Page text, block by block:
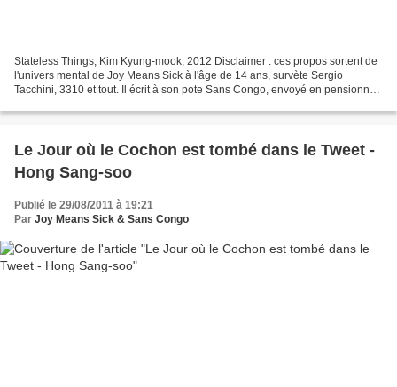
Stateless Things, Kim Kyung-mook, 2012 Disclaimer : ces propos sortent de
l'univers mental de Joy Means Sick à l'âge de 14 ans, survète Sergio
Tacchini, 3310 et tout. Il écrit à son pote Sans Congo, envoyé en pensionnat
Le Jour où le Cochon est tombé dans le Tweet -
Hong Sang-soo
Publié le 29/08/2011 à 19:21
Par Joy Means Sick & Sans Congo